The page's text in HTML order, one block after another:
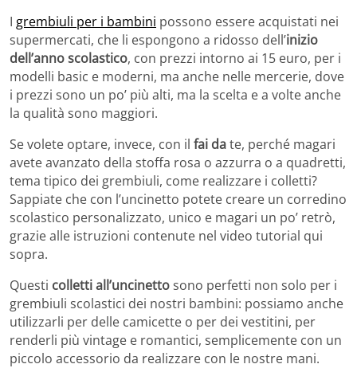
I grembiuli per i bambini possono essere acquistati nei
supermercati, che li espongono a ridosso dell’inizio
dell’anno scolastico, con prezzi intorno ai 15 euro, per i
modelli basic e moderni, ma anche nelle mercerie, dove
i prezzi sono un po’ più alti, ma la scelta e a volte anche
la qualità sono maggiori.
Se volete optare, invece, con il fai date, perché magari
avete avanzato della stoffa rosa o azzurra o a quadretti,
tema tipico dei grembiuli, come realizzare i colletti?
Sappiate che con l’uncinetto potete creare un corredino
scolastico personalizzato, unico e magari un po’ retrò,
grazie alle istruzioni contenute nel video tutorial qui
sopra.
Questi colletti all’uncinettosono perfetti non solo per i
grembiuli scolastici dei nostri bambini: possiamo anche
utilizzarli per delle camicette o per dei vestitini, per
renderli più vintage e romantici, semplicemente con un
piccolo accessorio da realizzare con le nostre mani.